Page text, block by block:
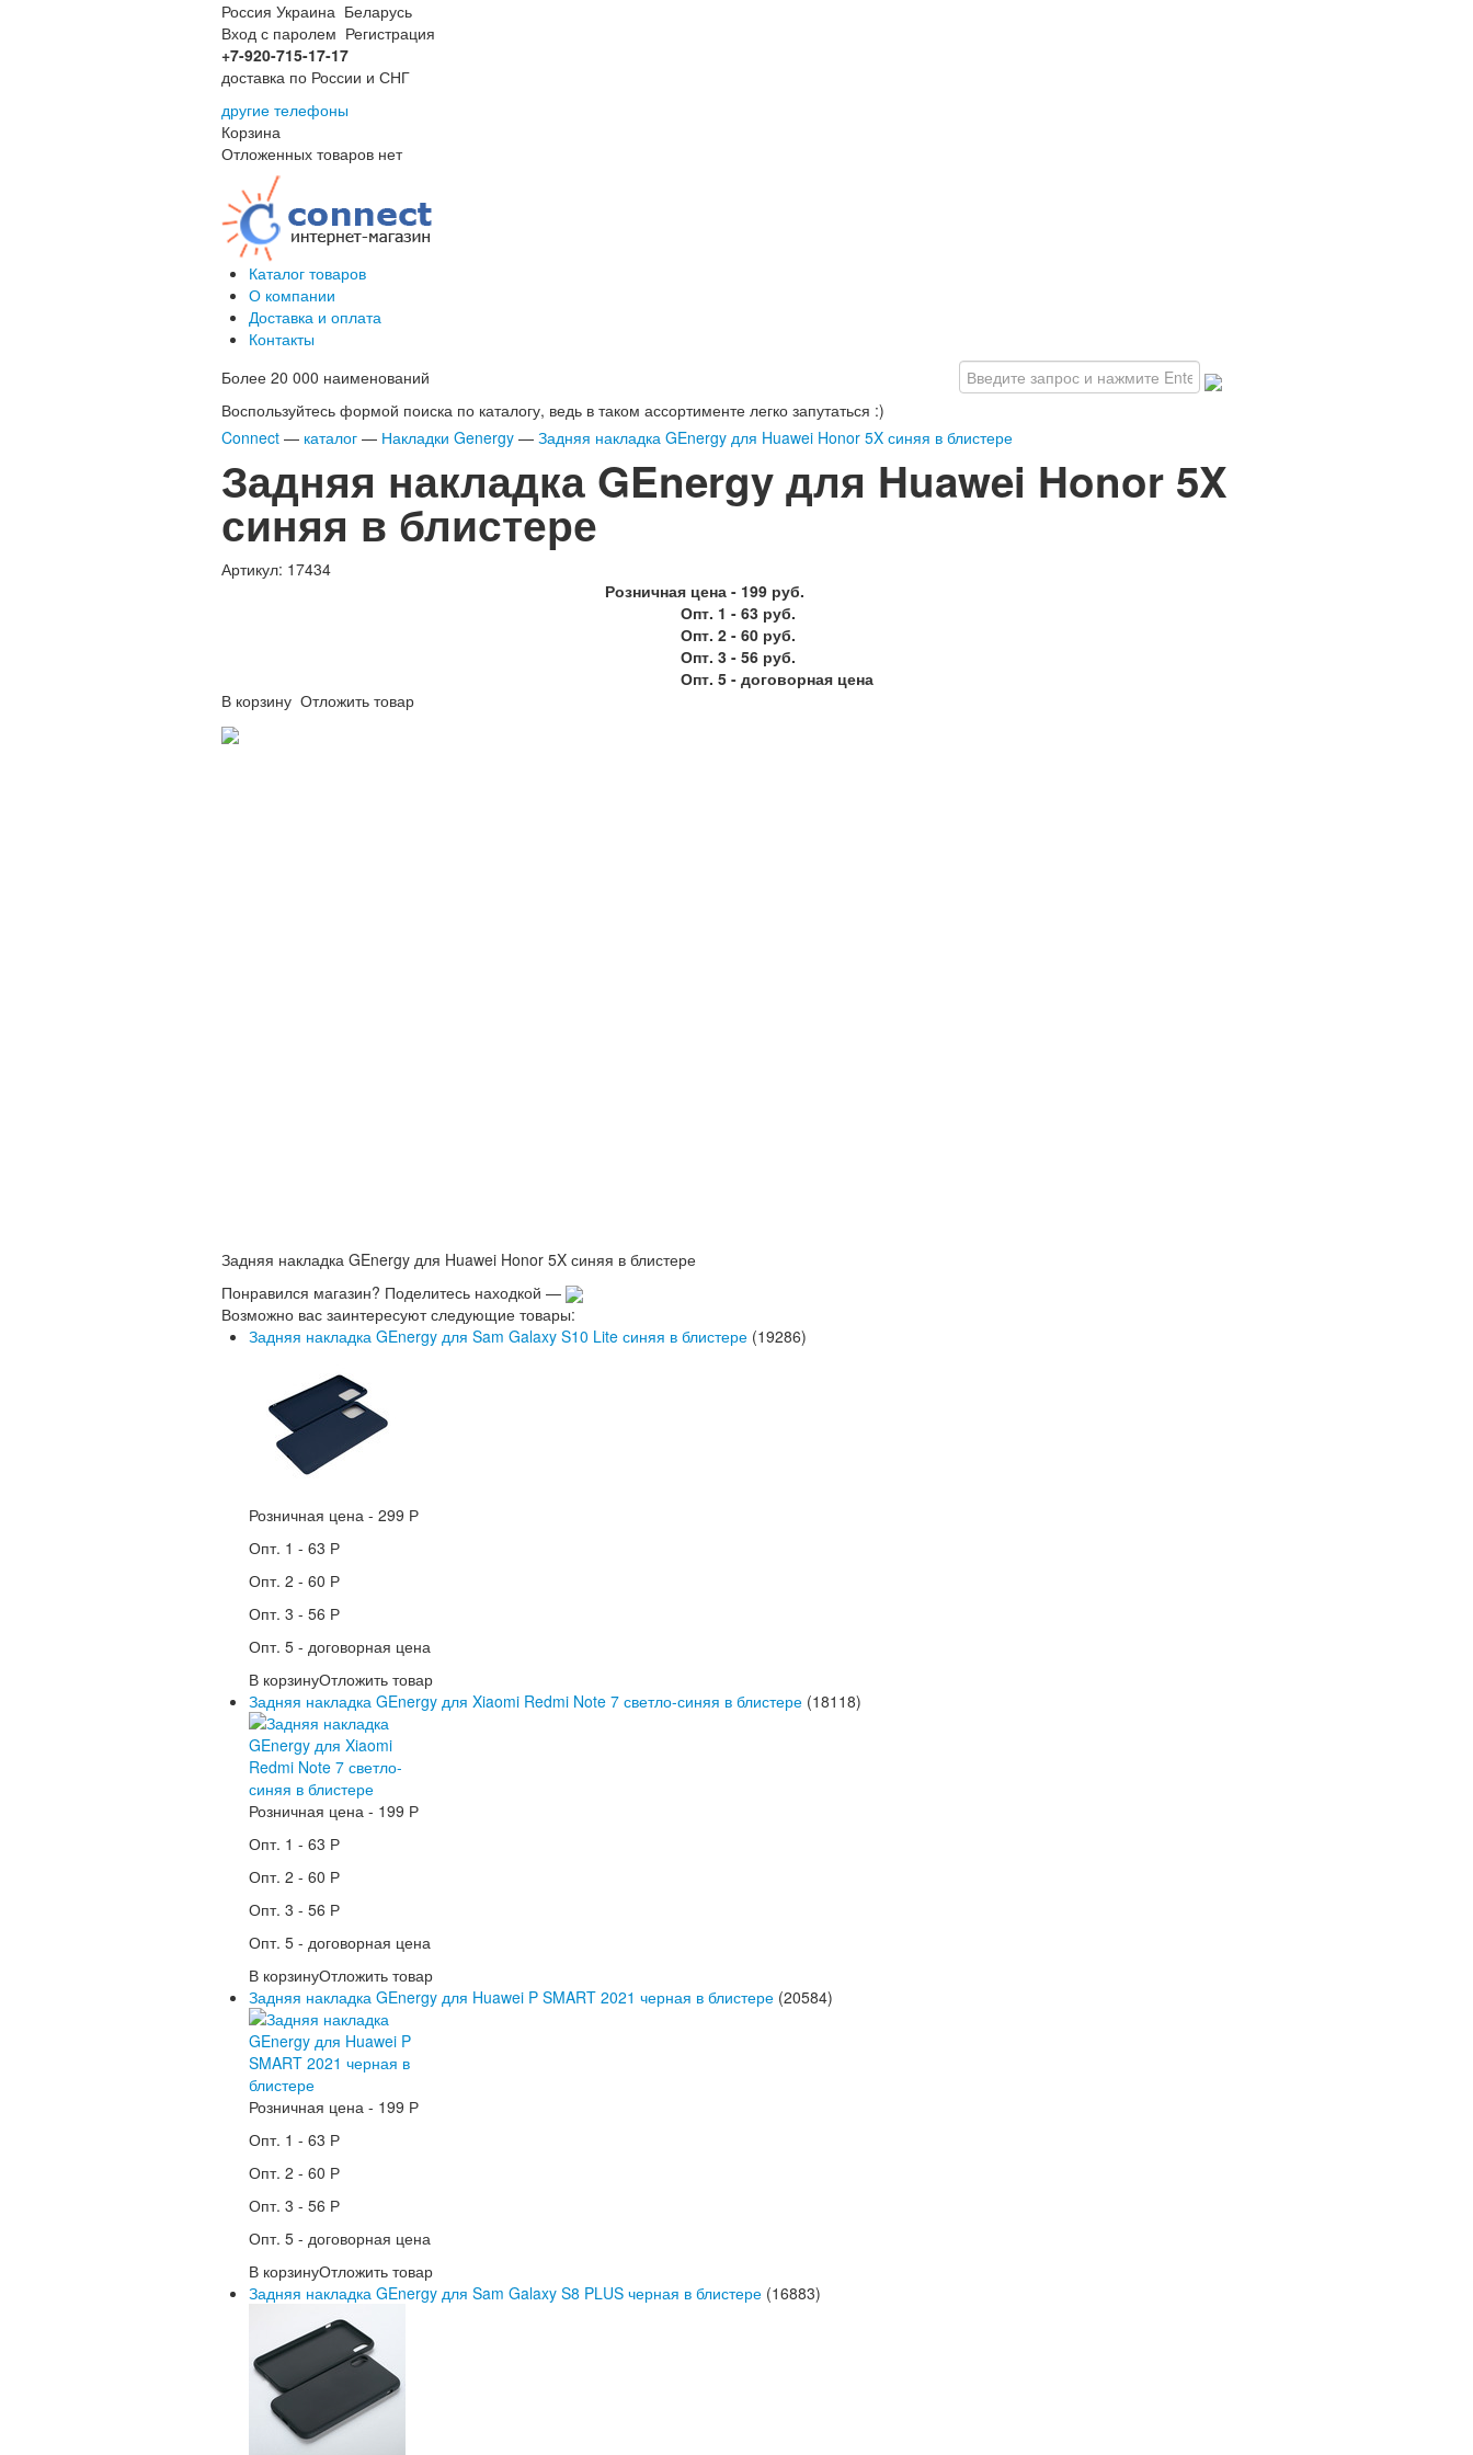
Россия Украина Беларусь
Вход с паролем Регистрация
+7-920-715-17-17
доставка по России и СНГ
другие телефоны
Корзина
Отложенных товаров нет
Каталог товаров
О компании
Доставка и оплата
Контакты
Более 20 000 наименований
Воспользуйтесь формой поиска по каталогу, ведь в таком ассортименте легко запутаться :)
Connect — каталог — Накладки Genergy — Задняя накладка GEnergy для Huawei Honor 5X синяя в блистере
Задняя накладка GEnergy для Huawei Honor 5X
синяя в блистере
Артикул: 17434
Розничная цена - 199 руб.
Опт. 1 - 63 руб.
Опт. 2 - 60 руб.
Опт. 3 - 56 руб.
Опт. 5 - договорная цена
В корзину Отложить товар
Задняя накладка GEnergy для Huawei Honor 5X синяя в блистере
Понравился магазин? Поделитесь находкой —
Возможно вас заинтересуют следующие товары:
Задняя накладка GEnergy для Sam Galaxy S10 Lite синяя в блистере (19286)
Розничная цена - 299 Р
Опт. 1 - 63 Р
Опт. 2 - 60 Р
Опт. 3 - 56 Р
Опт. 5 - договорная цена
В корзинуОтложить товар
Задняя накладка GEnergy для Xiaomi Redmi Note 7 светло-синяя в блистере (18118)
Розничная цена - 199 Р
Опт. 1 - 63 Р
Опт. 2 - 60 Р
Опт. 3 - 56 Р
Опт. 5 - договорная цена
В корзинуОтложить товар
Задняя накладка GEnergy для Huawei P SMART 2021 черная в блистере (20584)
Розничная цена - 199 Р
Опт. 1 - 63 Р
Опт. 2 - 60 Р
Опт. 3 - 56 Р
Опт. 5 - договорная цена
В корзинуОтложить товар
Задняя накладка GEnergy для Sam Galaxy S8 PLUS черная в блистере (16883)